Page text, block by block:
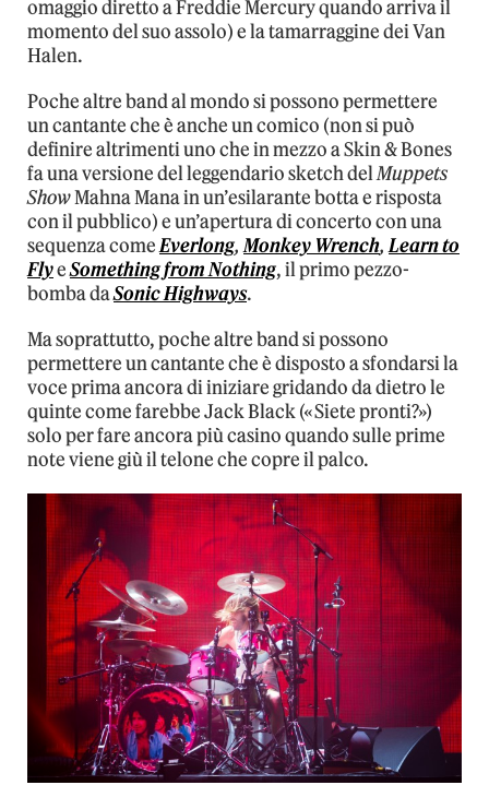
omaggio diretto a Freddie Mercury quando arriva il
momento del suo assolo) e la tamarraggine dei Van
Halen.
Poche altre band al mondo si possono permettere
un cantante che è anche un comico (non si può
definire altrimenti uno che in mezzo a Skin & Bones
fa una versione del leggendario sketch delMuppets
ShowMahna Mana in un’esilarante botta e risposta
con il pubblico) e un’apertura di concerto con una
sequenza comeEverlong,Monkey Wrench,Learn to
FlyeSomething from Nothing, il primo pezzo-
bomba daSonic Highways.
Ma soprattutto, poche altre band si possono
permettere un cantante che è disposto a sfondarsi la
voce prima ancora di iniziare gridando da dietro le
quinte come farebbe Jack Black («Siete pronti?»)
solo per fare ancora più casino quando sulle prime
note viene giù il telone che copre il palco.